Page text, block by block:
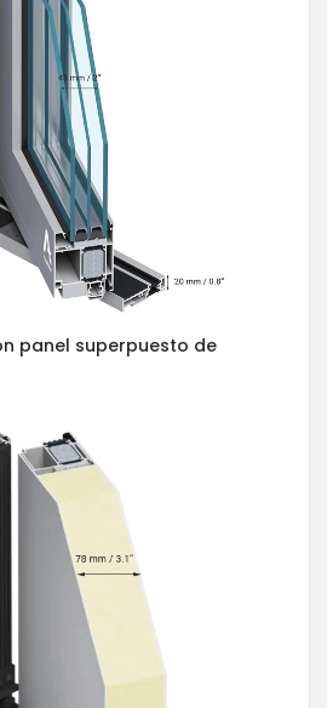
panel superpuesto de